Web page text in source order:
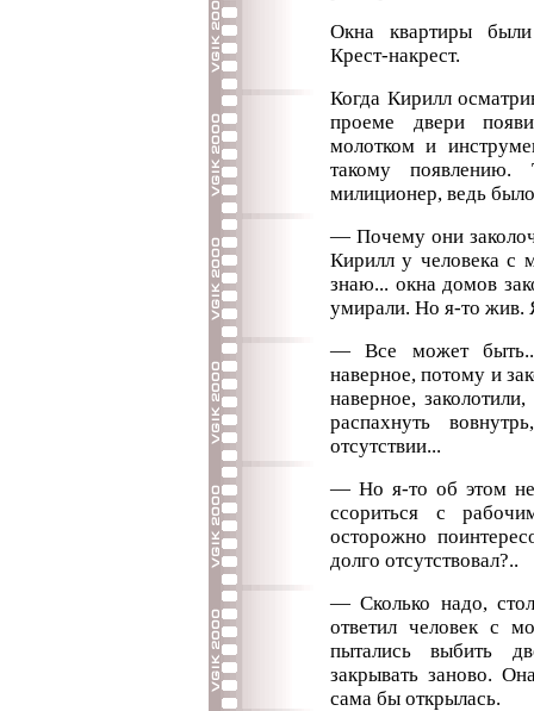
Окна квартиры
Крест-накрест.
Когда Кирилл
проеме двери
молотком и
такому
милиционер, ведь
— Почему они
Кирилл у человека с
знаю... окна домов
умирали. Но я-то жив.
— Все может
наверное, потому и
наверное,
распахнуть
отсутствии...
— Но я-то об этом
ссориться с
осторожно
долго отсутствовал?..
— Сколько надо,
ответил человек с
пытались выбить
закрывать заново.
сама бы открылась.